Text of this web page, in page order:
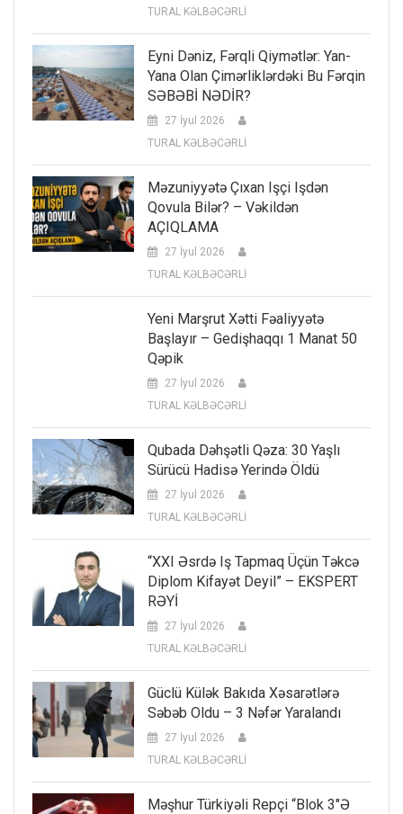
TURAL KƏLBƏCƏRLİ
Eyni Dəniz, Fərqli Qiymətlər: Yan-
Yana Olan Çimərliklərdəki Bu Fərqin
SƏBƏBİ NƏDİR?
27 İyul 2026
TURAL KƏLBƏCƏRLİ
Məzuniyyətə Çıxan Işçi Işdən
Qovula Bilər? – Vəkildən
AÇIQLAMA
27 İyul 2026
TURAL KƏLBƏCƏRLİ
Yeni Marşrut Xətti Fəaliyyətə
Başlayır – Gedişhaqqı 1 Manat 50
Qəpik
27 İyul 2026
TURAL KƏLBƏCƏRLİ
Qubada Dəhşətli Qəza: 30 Yaşlı
Sürücü Hadisə Yerində Öldü
27 İyul 2026
TURAL KƏLBƏCƏRLİ
“XXI Əsrdə Iş Tapmaq Üçün Təkcə
Diplom Kifayət Deyil” – EKSPERT
RƏYİ
27 İyul 2026
TURAL KƏLBƏCƏRLİ
Güclü Külək Bakıda Xəsarətlərə
Səbəb Oldu – 3 Nəfər Yaralandı
27 İyul 2026
TURAL KƏLBƏCƏRLİ
Məşhur Türkiyəli Repçi “Blok 3″ə